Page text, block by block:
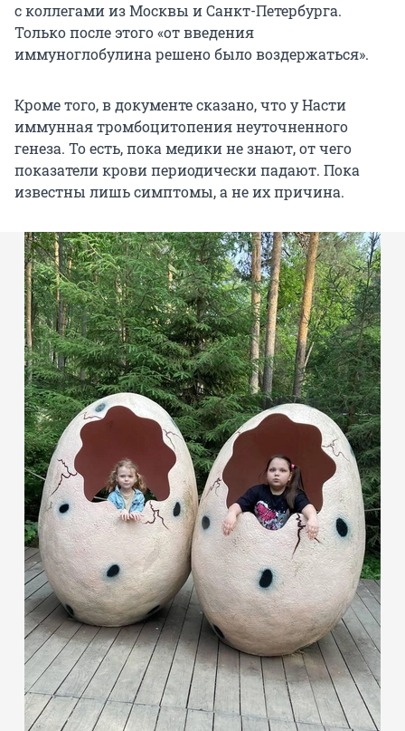
с коллегами из Москвы и Санкт-Петербурга.
Только после этого «от введения
иммуноглобулина решено было воздержаться».
Кроме того, в документе сказано, что у Насти
иммунная тромбоцитопения неуточненного
генеза. То есть, пока медики не знают, от чего
показатели крови периодически падают. Пока
известны лишь симптомы, а не их причина.